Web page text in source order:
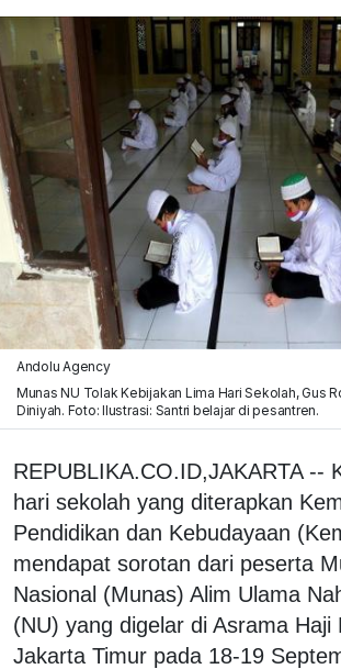
Andolu Agency
Munas NU Tolak Kebijakan Lima Hari Sekolah, Gus
Diniyah. Foto: Ilustrasi: Santri belajar di pesantren.
REPUBLIKA.CO.ID,JAKARTA --
hari sekolah yang diterapkan
Pendidikan dan Kebudayaan
mendapat sorotan dari peserta
Nasional (Munas) Alim Ulama
(NU) yang digelar di Asrama Haji
Jakarta Timur pada 18-19